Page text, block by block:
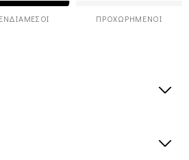
ΕΝΔΙΆΜΕΣΟΙ ΠΡΟΧΩΡΗΜΈΝΟΙ